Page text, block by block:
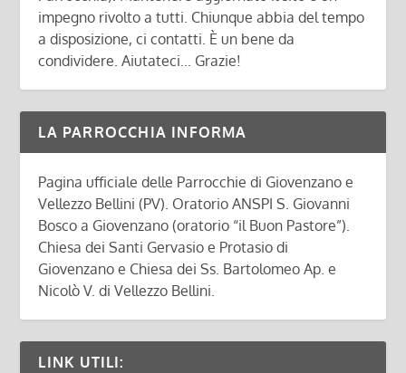
impegno rivolto a tutti. Chiunque abbia del tempo
a disposizione, ci contatti. È un bene da
condividere. Aiutateci... Grazie!
LA PARROCCHIA INFORMA
Pagina ufficiale delle Parrocchie di Giovenzano e
Vellezzo Bellini (PV). Oratorio ANSPI S. Giovanni
Bosco a Giovenzano (oratorio “il Buon Pastore”).
Chiesa dei Santi Gervasio e Protasio di
Giovenzano e Chiesa dei Ss. Bartolomeo Ap. e
Nicolò V. di Vellezzo Bellini.
LINK UTILI: